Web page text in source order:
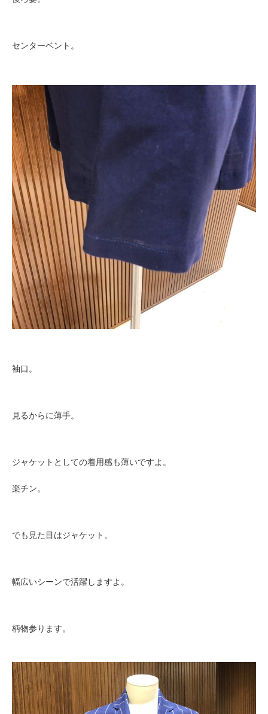
センターベント。
袖口。
見るからに薄手。
ジャケットとしての着用感も薄いですよ。
楽チン。
でも見た目はジャケット。
幅広いシーンで活躍しますよ。
柄物参ります。